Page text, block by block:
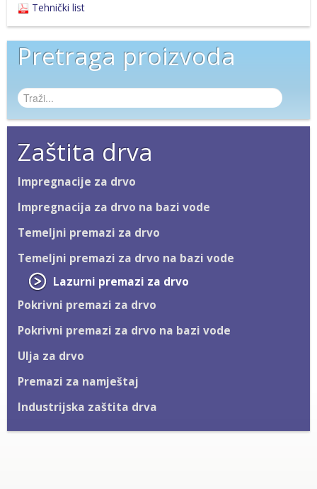
Tehnički list
Pretraga proizvoda
Zaštita drva
Impregnacije za drvo
Impregnacija za drvo na bazi vode
Temeljni premazi za drvo
Temeljni premazi za drvo na bazi vode
Lazurni premazi za drvo
Pokrivni premazi za drvo
Pokrivni premazi za drvo na bazi vode
Ulja za drvo
Premazi za namještaj
Industrijska zaštita drva